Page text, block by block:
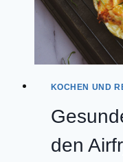
KOCHEN UND
den